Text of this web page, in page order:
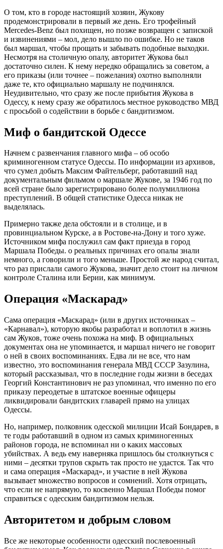
О том, кто в городе настоящий хозяин, Жукову
продемонстрировали в первый же день. Его трофейный
Mercedes-Benz был похищен, но позже возвращен с запиской
и извинениями – мол, дело вышло по ошибке. Но не таков
был маршал, чтобы прощать и забывать подобные выходки.
Несмотря на столичную опалу, авторитет Жукова был
достаточно силен. К нему нередко обращались за советом, а
его приказы (или точнее – пожелания) охотно выполняли
даже те, кто официально маршалу не подчинялся.
Неудивительно, что сразу же после прибытия Жукова в
Одессу, к нему сразу же обратилось местное руководство МВД
с просьбой о содействии в борьбе с бандитизмом.
Миф о бандитской Одессе
Начнем с развенчания главного мифа – об особо
криминогенном статусе Одессы. По информации из архивов,
что сумел добыть Максим Файтельберг, работавший над
документальным фильмом о маршале Жукове, за 1946 год по
всей стране было зарегистрировано более полумиллиона
преступлений. В общей статистике Одесса никак не
выделялась.
Примерно также дела обстояли и в столице, и в
провинциальном Курске, а в Ростове-на-Дону и того хуже.
Источником мифа послужил сам факт приезда в город
Маршала Победы. о реальных причинах его опалы знали
немного, а говорили и того меньше. Простой же народ считал,
что раз прислали самого Жукова, значит дело стоит на личном
контроле Сталина или Берии, как минимум.
Операция «Маскарад»
Сама операция «Маскарад» (или в других источниках –
«Карнавал»), которую якобы разработал и воплотил в жизнь
сам Жуков, тоже очень похожа на миф. В официальных
документах она не упоминается, и маршал ничего не говорит
о ней в своих воспоминаниях. Едва ли не все, что нам
известно, это воспоминания генерала МВД СССР Зазулина,
который рассказывал, что в последние годы жизни в беседах
Георгий Константинович не раз упоминал, что именно по его
приказу переодетые в штатское военные офицеры
ликвидировали бандитских главарей прямо на улицах
Одессы.
Но, например, полковник одесской милиции Исай Бондарев, в
те годы работавший в одном из самых криминогенных
районов города, не вспоминал ни о каких массовых
убийствах. А ведь ему наверняка пришлось бы столкнуться с
ними – десятки трупов скрыть так просто не удастся. Так что
и сама операция «Маскарад», и участие в ней Жукова
вызывает множество вопросов и сомнений. Хотя отрицать,
что если не напрямую, то косвенно Маршал Победы помог
справиться с одесским бандитизмом нельзя.
Авторитетом и добрым словом
Все же некоторые особенности одесский послевоенный